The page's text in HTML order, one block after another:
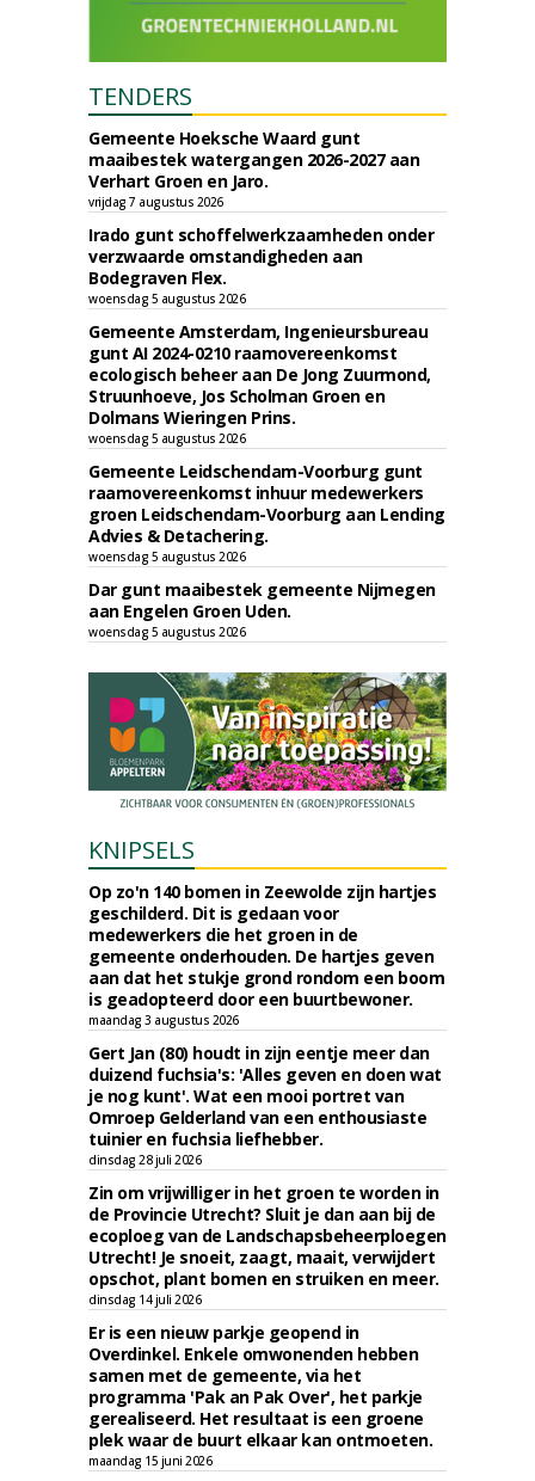
TENDERS
Gemeente Hoeksche Waard gunt
maaibestek watergangen 2026-2027 aan
Verhart Groen en Jaro.
vrijdag 7 augustus 2026
Irado gunt schoffelwerkzaamheden onder
verzwaarde omstandigheden aan
Bodegraven Flex.
woensdag 5 augustus 2026
Gemeente Amsterdam, Ingenieursbureau
gunt AI 2024-0210 raamovereenkomst
ecologisch beheer aan De Jong Zuurmond,
Struunhoeve, Jos Scholman Groen en
Dolmans Wieringen Prins.
woensdag 5 augustus 2026
Gemeente Leidschendam-Voorburg gunt
raamovereenkomst inhuur medewerkers
groen Leidschendam-Voorburg aan Lending
Advies & Detachering.
woensdag 5 augustus 2026
Dar gunt maaibestek gemeente Nijmegen
aan Engelen Groen Uden.
woensdag 5 augustus 2026
KNIPSELS
Op zo'n 140 bomen in Zeewolde zijn hartjes
geschilderd. Dit is gedaan voor
medewerkers die het groen in de
gemeente onderhouden. De hartjes geven
aan dat het stukje grond rondom een boom
is geadopteerd door een buurtbewoner.
maandag 3 augustus 2026
Gert Jan (80) houdt in zijn eentje meer dan
duizend fuchsia's: 'Alles geven en doen wat
je nog kunt'. Wat een mooi portret van
Omroep Gelderland van een enthousiaste
tuinier en fuchsia liefhebber.
dinsdag 28 juli 2026
Zin om vrijwilliger in het groen te worden in
de Provincie Utrecht? Sluit je dan aan bij de
ecoploeg van de Landschapsbeheerploegen
Utrecht! Je snoeit, zaagt, maait, verwijdert
opschot, plant bomen en struiken en meer.
dinsdag 14 juli 2026
Er is een nieuw parkje geopend in
Overdinkel. Enkele omwonenden hebben
samen met de gemeente, via het
programma 'Pak an Pak Over', het parkje
gerealiseerd. Het resultaat is een groene
plek waar de buurt elkaar kan ontmoeten.
maandag 15 juni 2026